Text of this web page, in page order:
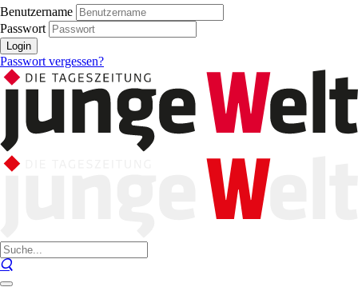
Benutzername
Passwort
Login
Passwort vergessen?